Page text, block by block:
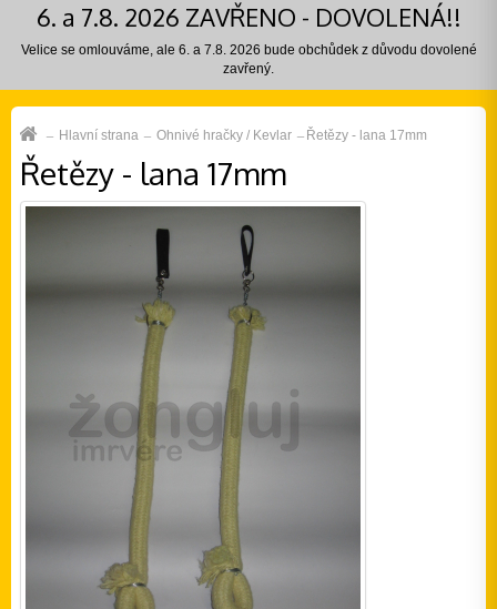
6. a 7.8. 2026 ZAVŘENO - DOVOLENÁ!!
Velice se omlouváme, ale 6. a 7.8. 2026 bude obchůdek z důvodu dovolené
zavřený.
Hlavní strana Ohnivé hračky / Kevlar Řetězy - lana 17mm
Řetězy - lana 17mm